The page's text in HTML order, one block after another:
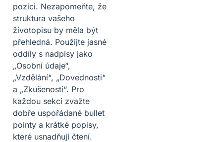
pozici. Nezapomeňte, že
struktura vašeho
životopisu by měla být
přehledná. Použijte jasné
oddíly s nadpisy jako
„Osobní údaje“,
„Vzdělání“, „Dovednosti“
a „Zkušenosti“. Pro
každou sekci zvažte
dobře uspořádané bullet
pointy a krátké popisy,
které usnadňují čtení.